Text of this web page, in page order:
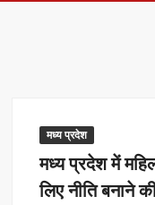
मध्य प्रदेश
मध्य प्रदेश में
लिए नीति बनाने